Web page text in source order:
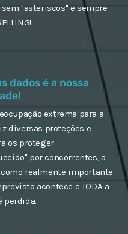
"asteriscos" e sempre
dados é a nossa
extrema para a
diversas proteções e
os proteger.
por concorrentes, a
realmente importante
acontece e TODA a
perdida.